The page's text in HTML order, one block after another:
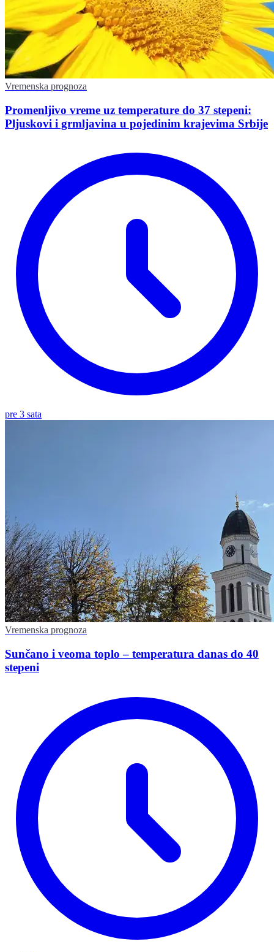
Vremenska prognoza
Promenljivo vreme uz temperature do 37 stepeni:
Pljuskovi i grmljavina u pojedinim krajevima Srbije
pre 3 sata
Vremenska prognoza
Sunčano i veoma toplo – temperatura danas do 40
stepeni